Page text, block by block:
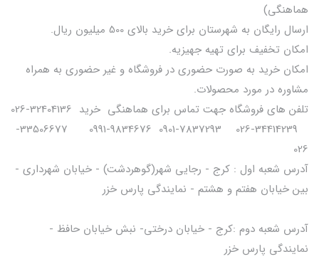
هماهنگی)
ارسال رایگان به شهرستان برای خرید بالای 500 میلیون ریال.
امکان تخفیف برای تهیه جهیزیه.
امکان خرید به صورت حضوری در فروشگاه و غیر حضوری به همراه
مشاوره در مورد محصولات.
تلفن های فروشگاه جهت تماس برای هماهنگی خرید 32404136-026
34414239-026 7837293-0901 9834676-0991 33506677-
026
آدرس شعبه اول : کرج - رجایی شهر(گوهردشت) - خیابان شهرداری -
بین خیابان هفتم و هشتم - نمایندگی پارس خزر
آدرس شعبه دوم :کرج - خیابان درختی- نبش خیابان حافظ -
نمایندگی پارس خزر